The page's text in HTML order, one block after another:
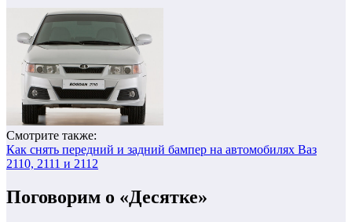
Смотрите также:
Как снять передний и задний бампер на автомобилях Ваз
2110, 2111 и 2112
Поговорим о «Десятке»